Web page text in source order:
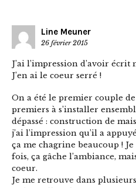
Line Meuner
26 février 2015
J’ai l’impression d’avoir
J’en ai le coeur serré !
On a été le premier couple
premiers à s’installer
dépassé : construction de
j’ai l’impression qu’il a
ça me chagrine beaucoup !
fois, ça gâche l’ambiance,
coeur.
Je me retrouve dans